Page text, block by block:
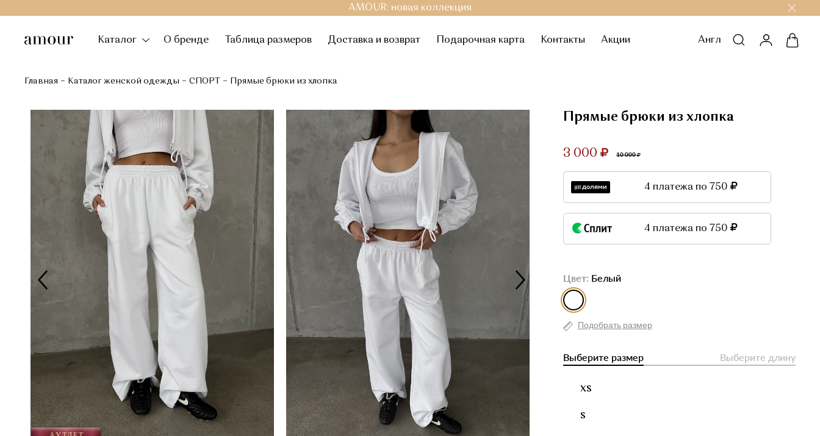
AMOUR: новая коллекция
Каталог О бренде Таблица размеров Доставка и возврат Подарочная карта Контакты Акции Англ
личный
Главная Каталог женской одежды СПОРТ Прямые брюки из хлопка
Прямые брюки из хлопка
3 000 10 000
4 платежа по 750
4 платежа по 750
Цвет: Белый
выбор цвета
Подобрать размер
Выберите размер Выберите длину
XS
S